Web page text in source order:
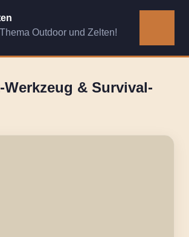
Outdoor und Zelten!
& Survival-